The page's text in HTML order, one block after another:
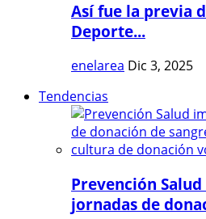
Así fue la previa
Deporte...
enelarea Dic 3, 2025
Tendencias
Prevención
jornadas de